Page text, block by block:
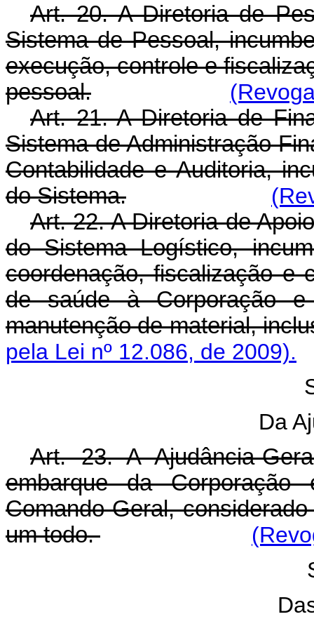
Art. 20. A Diretoria de
Sistema de Pessoal,
execução, controle e
pessoal.
Art. 21. A Diretoria de
Sistema de Administração
Contabilidade e Auditoria,
do Sistema.
Art. 22. A Diretoria de
do Sistema Logístico,
coordenação, fiscalização e
de saúde à Corporação
manutenção de material,
pela Lei nº 12.086, de 2009).
Da
Art. 23. A Ajudância-
embarque da
Comando-Geral,
um todo.